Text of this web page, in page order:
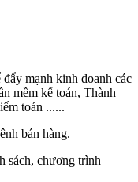
mạnh kinh doanh các
mềm kế toán, Thành
toán ......
bán hàng.
sách, chương trình